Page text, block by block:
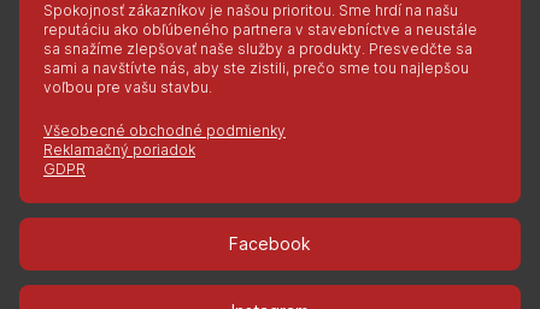
Spokojnosť zákazníkov je našou prioritou. Sme hrdí na našu
reputáciu ako obľúbeného partnera v stavebníctve a neustále
sa snažíme zlepšovať naše služby a produkty. Presvedčte sa
sami a navštívte nás, aby ste zistili, prečo sme tou najlepšou
voľbou pre vašu stavbu.
Všeobecné obchodné podmienky
Reklamačný poriadok
GDPR
Facebook